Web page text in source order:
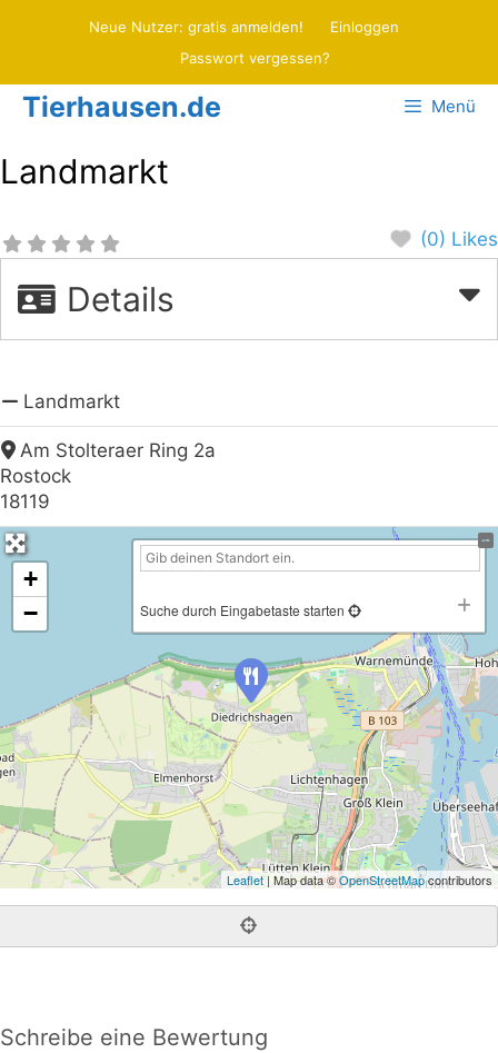
Neue Nutzer: gratis anmelden!
Einloggen
Passwort vergessen?
Tierhausen.de Menü
Landmarkt
(0) Likes
Details
Landmarkt
Am Stolteraer Ring 2a
Rostock
18119
+
−
Suche durch Eingabetaste starten
Leaflet| Map data ©OpenStreetMapcontributors
Schreibe eine Bewertung